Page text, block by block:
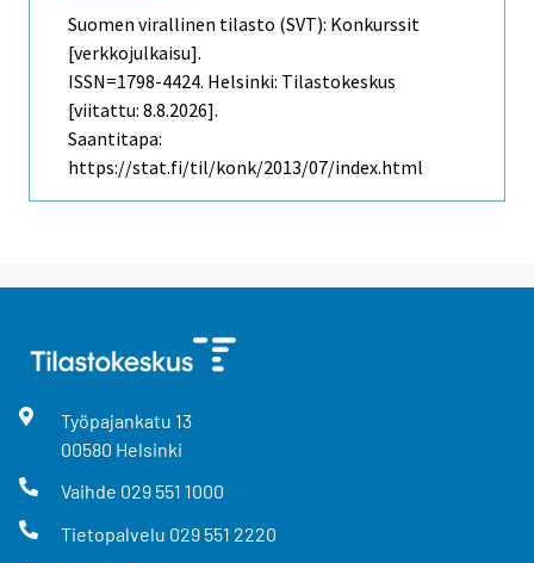
Suomen virallinen tilasto (SVT): Konkurssit
[verkkojulkaisu].
ISSN=1798-4424. Helsinki: Tilastokeskus
[viitattu: 8.8.2026].
Saantitapa:
https://stat.fi/til/konk/2013/07/index.html
Työpajankatu 13
00580 Helsinki
Vaihde 029 551 1000
Tietopalvelu 029 551 2220